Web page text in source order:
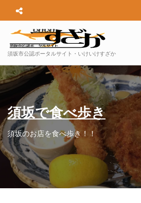
須坂市公認ポータルサイト・いけいけすざか
須坂で食べ歩き
須坂のお店を食べ歩き！！